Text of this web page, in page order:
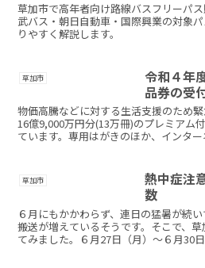
草加市で高年者向け路線バスフリーパ
武バス・朝日自動車・国際興業の対象
りやすく解説します。
草加市
令和４年
品券の受
物価高騰などに対する生活支援のため
16億9,000万円分(13万冊)のプレミアム
ています。専用はがきのほか、インタ
草加市
熱中症注
数
６月にもかかわらず、連日の猛暑が続
搬送が増えているそうです。そこで、
てみました。６月27日（月）～６月30